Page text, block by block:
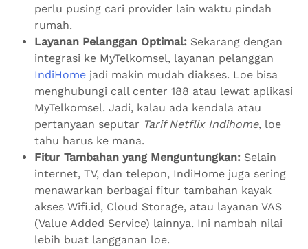
perlu pusing cari provider lain waktu pindah
rumah.
Layanan Pelanggan Optimal: Sekarang dengan
integrasi ke MyTelkomsel, layanan pelanggan
IndiHome jadi makin mudah diakses. Loe bisa
menghubungi call center 188 atau lewat aplikasi
MyTelkomsel. Jadi, kalau ada kendala atau
pertanyaan seputar Tarif Netflix Indihome, loe
tahu harus ke mana.
Fitur Tambahan yang Menguntungkan: Selain
internet, TV, dan telepon, IndiHome juga sering
menawarkan berbagai fitur tambahan kayak
akses Wifi.id, Cloud Storage, atau layanan VAS
(Value Added Service) lainnya. Ini nambah nilai
lebih buat langganan loe.